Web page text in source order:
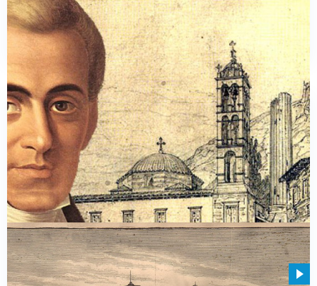
Московским царством и Речью Посполитой, а прежнее
условное деление на Правобережье и Левобережье
обрело зримые политические черты.
Российская империя